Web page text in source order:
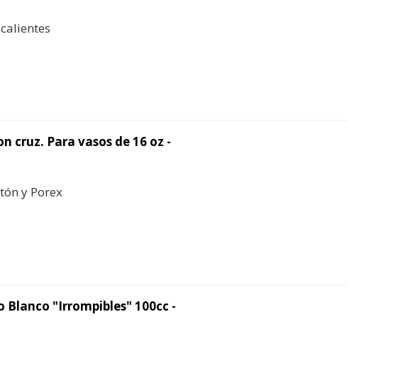
cruz. Para vasos de 16 oz -
y Porex
Blanco "Irrompibles" 100cc -